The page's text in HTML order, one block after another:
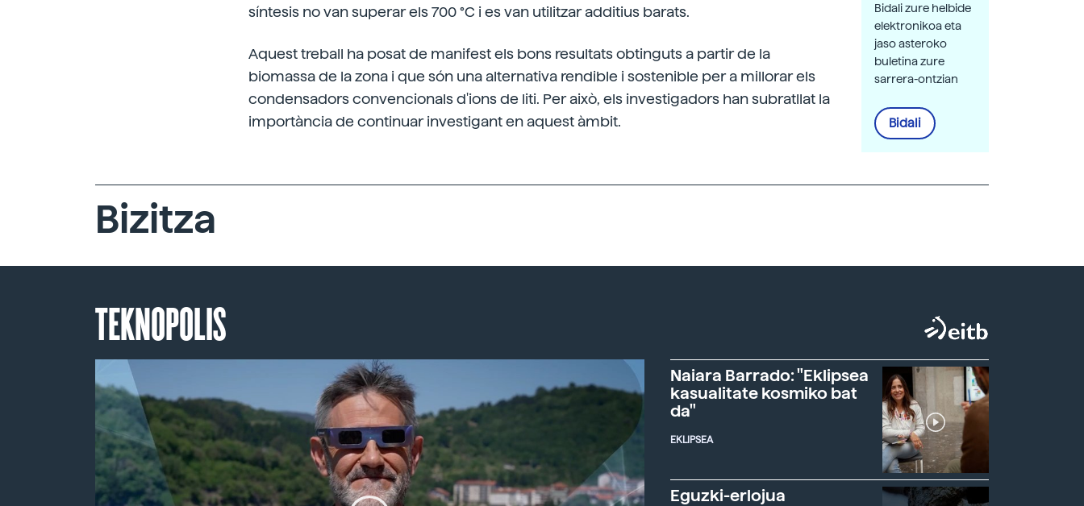
síntesis no van superar els 700 °C i es van utilitzar additius barats.
Aquest treball ha posat de manifest els bons resultats obtinguts a partir de la
biomassa de la zona i que són una alternativa rendible i sostenible per a millorar els
condensadors convencionals d'ions de liti. Per això, els investigadors han subratllat la
importància de continuar investigant en aquest àmbit.
Bidali zure helbide
elektronikoa eta
jaso asteroko
buletina zure
sarrera-ontzian
Bidali
Bizitza
TEKNOPOLIS
Naiara Barrado: "Eklipsea
kasualitate kosmiko bat
da"
EKLIPSEA
Eguzki-erlojua